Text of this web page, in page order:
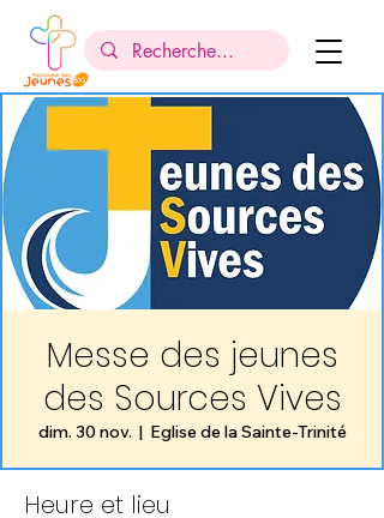
Messe des jeunes
des Sources Vives
dim. 30 nov.
  |
Eglise de la Sainte-Trinité
Heure et lieu